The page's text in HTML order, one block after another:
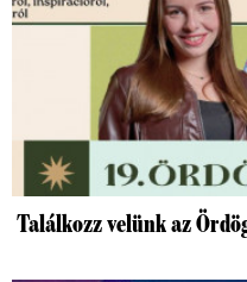
Találkozz velünk az